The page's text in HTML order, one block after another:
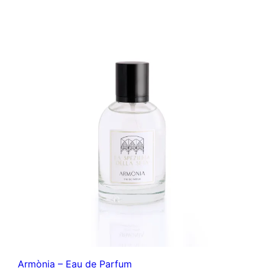
Armònia – Eau de Parfum